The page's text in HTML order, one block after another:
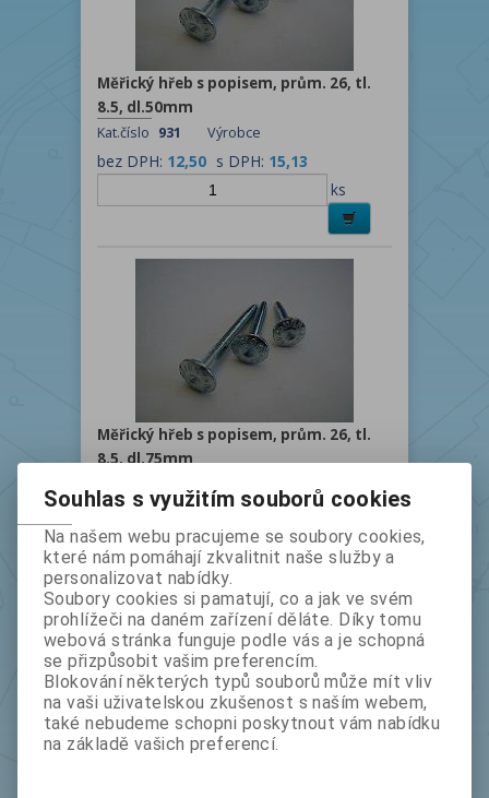
Měřický hřeb s popisem, prům. 26, tl.
8.5, dl.50mm
Kat.číslo 931 Výrobce
bez DPH: 12,50 s DPH: 15,13
ks
Měřický hřeb s popisem, prům. 26, tl.
8.5, dl.75mm
bez DPH:13,50 s DPH:16,34
ks
Měřický hřeb tenký, délka 4cm
Kat.číslo 9340 Výrobce
bez DPH:5,60 s DPH:6,78
Souhlas s využitím souborů cookies
Na našem webu pracujeme se soubory cookies,
které nám pomáhají zkvalitnit naše služby a
personalizovat nabídky.
Soubory cookies si pamatují, co a jak ve svém
prohlížeči na daném zařízení děláte. Díky tomu
webová stránka funguje podle vás a je schopná
se přizpůsobit vašim preferencím.
Blokování některých typů souborů může mít vliv
na vaši uživatelskou zkušenost s naším webem,
také nebudeme schopni poskytnout vám nabídku
na základě vašich preferencí.